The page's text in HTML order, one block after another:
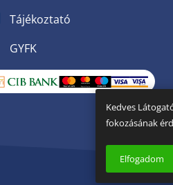
Tájékoztató
GYFK
Kedves
fokozásának
Elfogadom